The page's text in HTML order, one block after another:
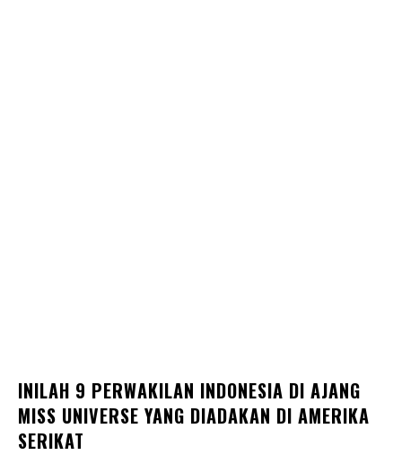
INILAH 9 PERWAKILAN INDONESIA DI AJANG
MISS UNIVERSE YANG DIADAKAN DI AMERIKA
SERIKAT